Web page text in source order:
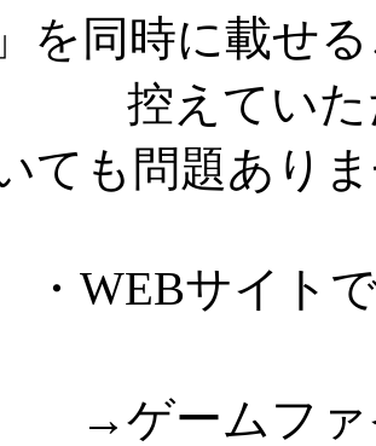
を同時に載せ
いただけ
ても問題あり
サイトでゲ
ムファイル